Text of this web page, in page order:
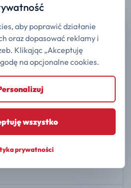
pasa
aby poprawić działanie
oraz dopasować reklamy i
Klikając „Akceptuję
na opcjonalne cookies.
wszystko
prywatności